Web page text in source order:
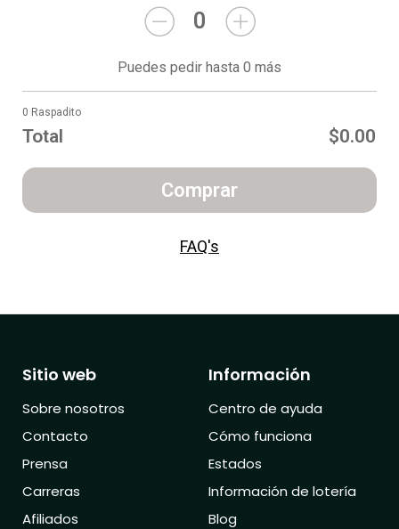
0
Puedes pedir hasta 0 más
0 Raspadito
Total $0.00
Comprar
FAQ's
Sitio web
Sobre nosotros
Contacto
Prensa
Carreras
Afiliados
Información
Centro de ayuda
Cómo funciona
Estados
Información de lotería
Blog